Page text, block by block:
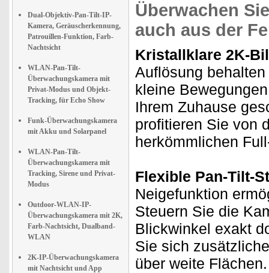
Dual-Objektiv-Pan-Tilt-IP-
Kamera, Geräuscherkennung,
Patrouillen-Funktion, Farb-
Nachtsicht
WLAN-Pan-Tilt-
Überwachungskamera mit
Privat-Modus und Objekt-
Tracking, für Echo Show
Funk-Überwachungskamera
mit Akku und Solarpanel
WLAN-Pan-Tilt-
Überwachungskamera mit
Tracking, Sirene und Privat-
Modus
Outdoor-WLAN-IP-
Überwachungskamera mit 2K,
Farb-Nachtsicht, Dualband-
WLAN
2K-IP-Überwachungskamera
mit Nachtsicht und App
Überwachen
auch aus der
Kristallklare 2K-
Auflösung
kleine
Ihrem Zuhause
profitieren Sie von
herkömmlichen
Flexible Pan-Tilt-
Neigefunktion
Steuern Sie die
Blickwinkel exakt
Sie sich
über weite Flächen.